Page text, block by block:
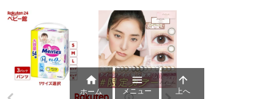

ホーム

メニュー

上へ